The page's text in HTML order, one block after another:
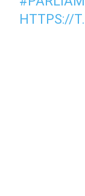
HTTPS://